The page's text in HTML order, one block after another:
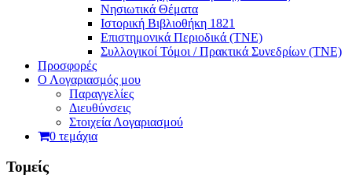
Νησιωτικά Θέματα
Ιστορική Βιβλιοθήκη 1821
Επιστημονικά Περιοδικά (ΤΝΕ)
Συλλογικοί Τόμοι / Πρακτικά Συνεδρίων (ΤΝΕ)
Προσφορές
Ο Λογαριασμός μου
Παραγγελίες
Διευθύνσεις
Στοιχεία Λογαριασμού
0 τεμάχια
Τομείς